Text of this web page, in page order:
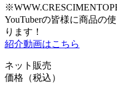
YouTuberの皆様に商品の
ります！
紹介動画はこちら
ネット販売
価格（税込）